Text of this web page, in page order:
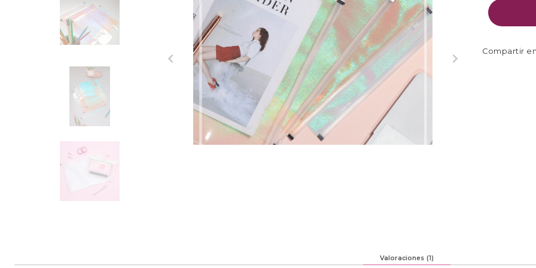
Valoraciones (1)